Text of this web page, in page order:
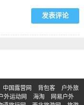
中国露营网 背包客
户外旅
外运动网 海淘
网易户外